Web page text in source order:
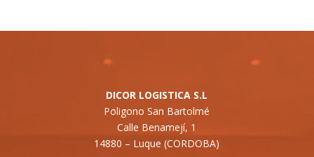
DICOR LOGISTICA S.L
Poligono San Bartolmé
Calle Benamejí, 1
14880 – Luque (CORDOBA)